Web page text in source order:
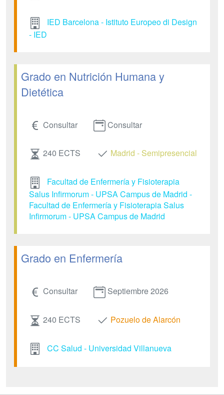
IED Barcelona - Istituto Europeo di Design
- IED
Grado en Nutrición Humana y
Dietética
Consultar Consultar
240 ECTS Madrid - Semipresencial
Facultad de Enfermería y Fisioterapia
Salus Infirmorum - UPSA Campus de Madrid -
Facultad de Enfermería y Fisioterapia Salus
Infirmorum - UPSA Campus de Madrid
Grado en Enfermería
Consultar Septiembre 2026
240 ECTS Pozuelo de Alarcón
CC Salud - Universidad Villanueva